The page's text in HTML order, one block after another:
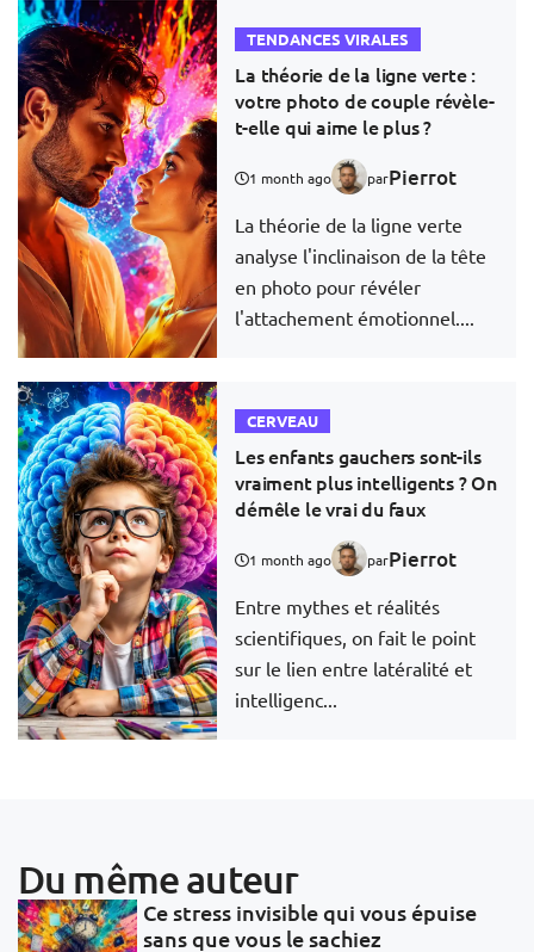
TENDANCES VIRALES
La théorie de la ligne verte :
votre photo de couple révèle-
t-elle qui aime le plus ?
1 month ago parPierrot
La théorie de la ligne verte
analyse l'inclinaison de la tête
en photo pour révéler
l'attachement émotionnel....
CERVEAU
Les enfants gauchers sont-ils
vraiment plus intelligents ? On
démêle le vrai du faux
1 month ago parPierrot
Entre mythes et réalités
scientifiques, on fait le point
sur le lien entre latéralité et
intelligenc...
Du même auteur
Ce stress invisible qui vous épuise
sans que vous le sachiez